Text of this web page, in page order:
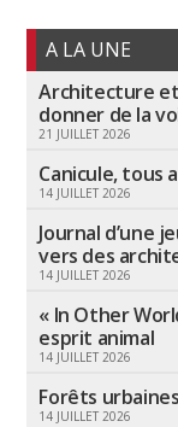
A LA UNE
Architecture
donner de la
21 JUILLET 2026
Canicule, tous
14 JUILLET 2026
Journal d’une
vers des
14 JUILLET 2026
« In Other
esprit animal
14 JUILLET 2026
Forêts
14 JUILLET 2026